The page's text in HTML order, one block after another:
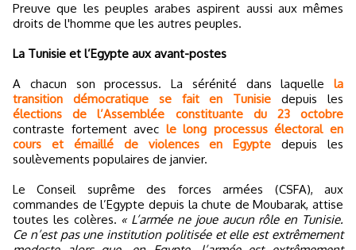
Preuve que les peuples arabes aspirent aussi aux mêmes
droits de l'homme que les autres peuples.
La Tunisie et l’Egypte aux avant-postes
A chacun son processus. La sérénité dans laquelle la
transition démocratique se fait en Tunisie depuis les
élections de l’Assemblée constituante du 23 octobre
contraste fortement avec le long processus électoral en
cours et émaillé de violences en Egypte depuis les
soulèvements populaires de janvier.
Le Conseil suprême des forces armées (CSFA), aux
commandes de l’Egypte depuis la chute de Moubarak, attise
toutes les colères. « L’armée ne joue aucun rôle en Tunisie.
Ce n’est pas une institution politisée et elle est extrêmement